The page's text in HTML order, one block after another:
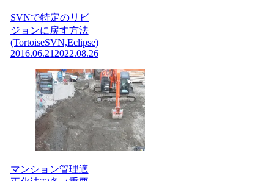
SVNで特定のリビ
ジョンに戻す方法
(TortoiseSVN,Eclipse)
2016.06.21 2022.08.26
マンション管理適